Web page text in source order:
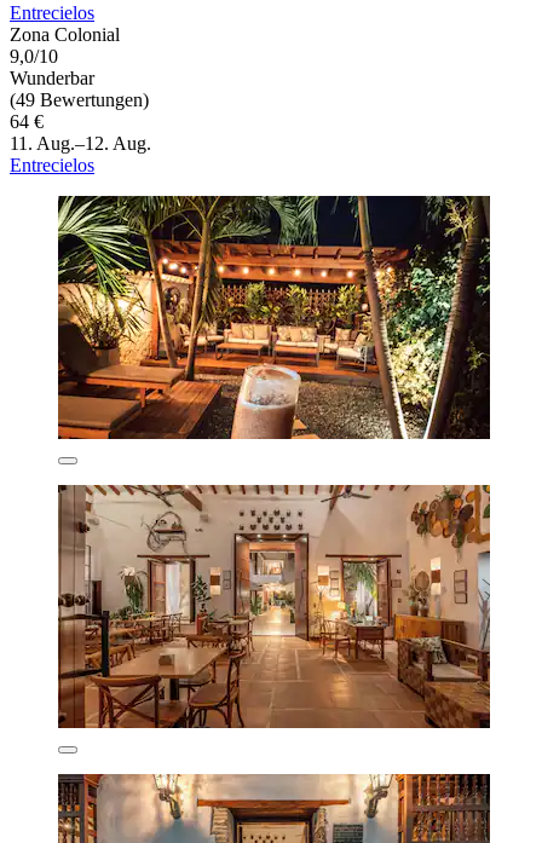
Entrecielos
Zona Colonial
9,0/10
Wunderbar
(49 Bewertungen)
64 €
11. Aug.–12. Aug.
Entrecielos